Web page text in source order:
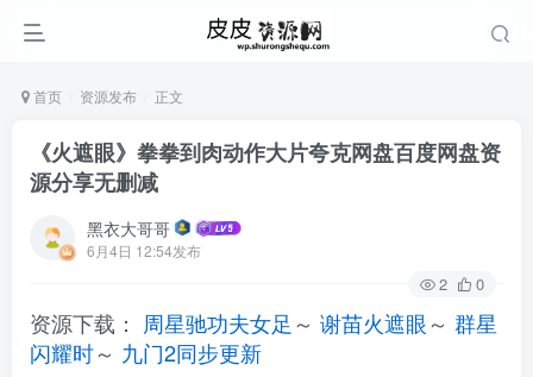
首页 资源发布 正文
《火遮眼》拳拳到肉动作大片夸克网盘百度网盘资
源分享无删减
黑衣大哥哥
6月4日 12:54发布
2 0
资源下载： 周星驰功夫女足 ～ 谢苗火遮眼～ 群星
闪耀时～ 九门2同步更新